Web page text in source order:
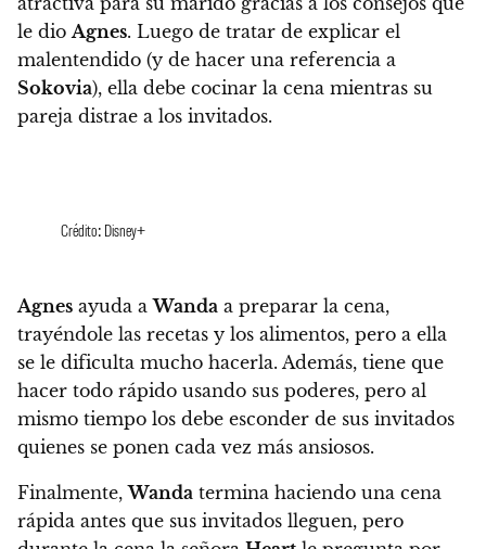
le dio Agnes. Luego de tratar de explicar el
malentendido (y de hacer una referencia a
Sokovia), ella debe cocinar la cena mientras su
pareja distrae a los invitados.
Crédito: Disney+
Agnes ayuda aWanda a preparar la cena,
trayéndole las recetas y los alimentos, pero a ella
se le dificulta mucho hacerla. Además, tiene que
hacer todo rápido usando sus poderes, pero al
mismo tiempo los debe esconder de sus invitados
quienes se ponen cada vez más ansiosos.
Finalmente,Wanda termina haciendo una cena
rápida antes que sus invitados lleguen, pero